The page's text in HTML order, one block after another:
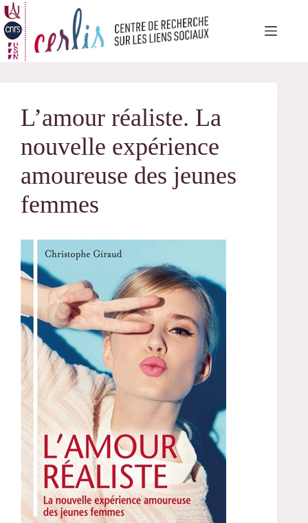
Passer
au
contenu
L’amour réaliste. La
nouvelle expérience
amoureuse des jeunes
femmes